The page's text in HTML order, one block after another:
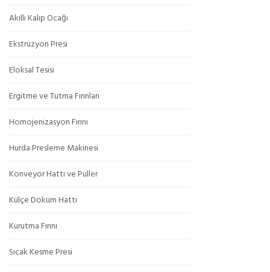
Akıllı Kalıp Ocağı
Ekstrüzyon Presi
Eloksal Tesisi
Ergitme ve Tutma Fırınları
Homojenizasyon Fırını
Hurda Presleme Makinesi
Konveyör Hattı ve Puller
Külçe Döküm Hattı
Kurutma Fırını
Sıcak Kesme Presi